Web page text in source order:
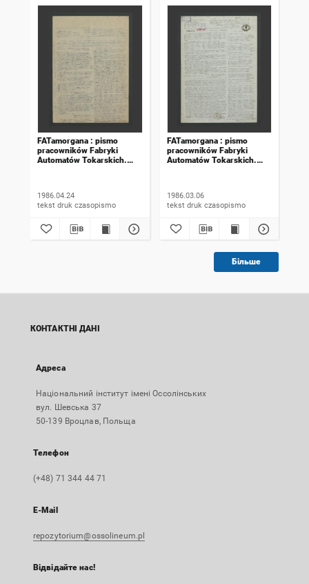
FATamorgana : pismo
pracowników Fabryki
Automatów Tokarskich.
1986.04.24
tekst druk czasopismo
FATamorgana : pismo
pracowników Fabryki
Automatów Tokarskich.
1986.03.06
tekst druk czasopismo
Більше
КОНТАКТНІ ДАНІ
Адреса
Національний інститут імені Оссолінських
вул. Шевська 37
50-139 Вроцлав, Польща
Телефон
(+48) 71 344 44 71
E-Mail
repozytorium@ossolineum.pl
Відвідайте нас!